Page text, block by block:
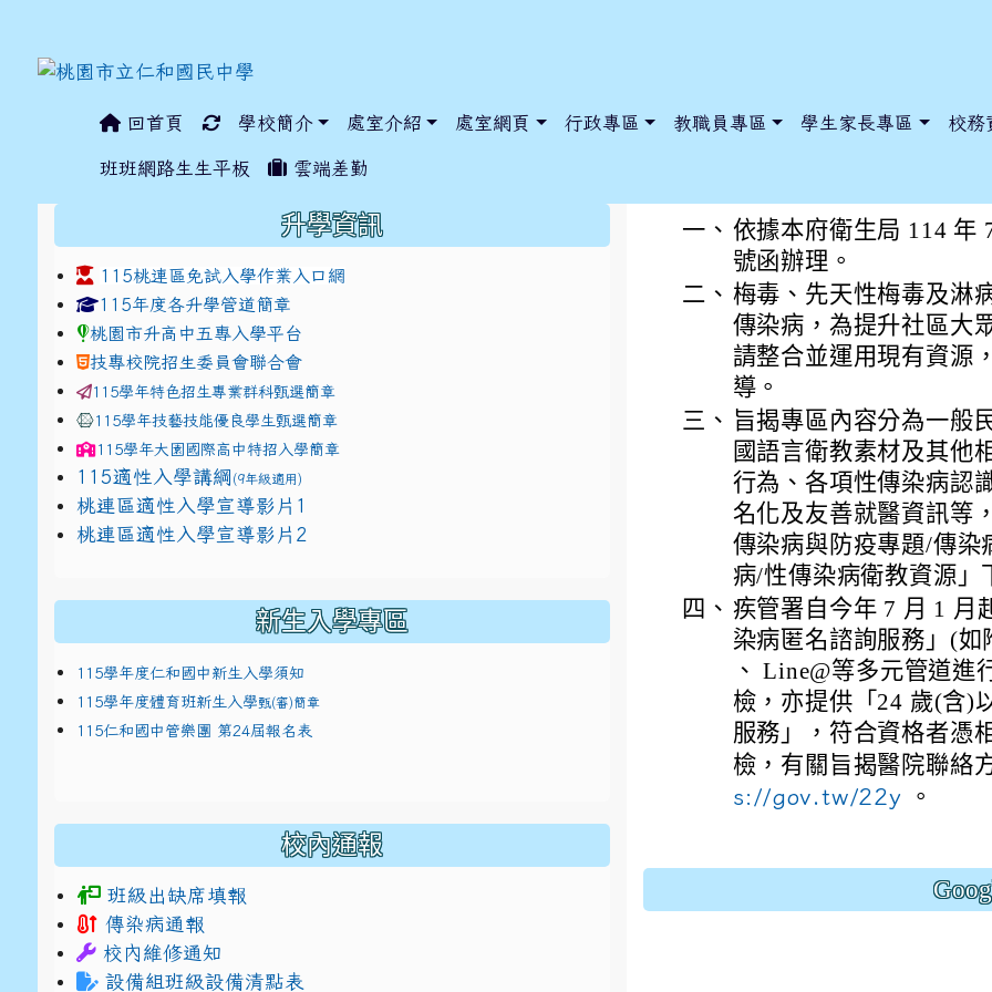
回首頁 學校簡介 處室介紹 處室網頁 行政專區 教職員專區 學生家長專區 校務
班班網路生生平板 雲端差勤
為強化國內梅毒及淋
一、 依據本府衛生局 114 年
號函辦理。
二、 梅毒、先天性梅毒及淋
傳染病，為提升社區大
請整合並運用現有資源
導。
三、 旨揭專區內容分為一般
國語言衛教素材及其他
行為、各項性傳染病認
名化及友善就醫資訊等
傳染病與防疫專題/傳
病/性傳染病衛教資源」
四、 疾管署自今年 7 月 1 月
染病匿名諮詢服務」(
、 Line@等多元管道
檢，亦提供「24 歲(含)
服務」，符合資格者憑
檢，有關旨揭醫院聯絡
s://gov.tw/22y 。
升學資訊
115桃連區免試入學作業入口網
link to https://www.jhjhs.tyc.edu.tw/modules/tadnews/index.php?nsn=5425
115年度各升學管道簡章link to http://tyc.entry.edu.tw/NoExamImitate_TL/NoExamImitateHome/Page/
link to http://tyc.entry.edu.tw/NoExamImitate_TL/NoExamImitateHome/Page/
桃園市升高中五專入學平台
技專校院招生委員會聯合會
115學年特色招生專業群科甄選簡章
115學年技藝技能優良學生甄選簡章
115學年大園國際高中特招入學簡章
115適性入學講綱 (9年級適用)
link to https://docs.google.com/presentation/d/1x3bih9gNpRNolaz0znBOn--g7OisECve/
桃連區適性入學宣導影片1
link to https://docs.google.com/presentation/d/1x3bih9gNpRNolaz0znBOn--g7OisECve/
桃連區適性入學宣導影片2 link to https://docs.go114適性入學講綱(
新生入學專區
115學年度仁和國中新生入學須知
115學年度體育班新生入學甄(審)簡章
115仁和國中管樂團 第24屆報名表
校內通報
班級出缺席填報
傳染病通報
校內維修通知
設備組班級設備清點表